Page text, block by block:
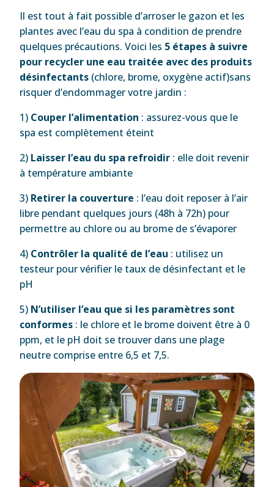
Il est tout à fait possible d’arroser le gazon et les
plantes avec l’eau du spa à condition de prendre
quelques précautions. Voici les 5 étapes à suivre
pour recycler une eau traitée avec des produits
désinfectants (chlore, brome, oxygène actif)sans
risquer d’endommager votre jardin :
1) Couper l’alimentation : assurez-vous que le
spa est complètement éteint
2) Laisser l’eau du spa refroidir : elle doit revenir
à température ambiante
3) Retirer la couverture : l’eau doit reposer à l’air
libre pendant quelques jours (48h à 72h) pour
permettre au chlore ou au brome de s’évaporer
4) Contrôler la qualité de l’eau : utilisez un
testeur pour vérifier le taux de désinfectant et le
pH
5) N’utiliser l’eau que si les paramètres sont
conformes : le chlore et le brome doivent être à 0
ppm, et le pH doit se trouver dans une plage
neutre comprise entre 6,5 et 7,5.